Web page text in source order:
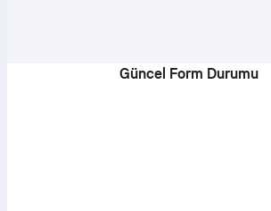
Güncel Form Durumu